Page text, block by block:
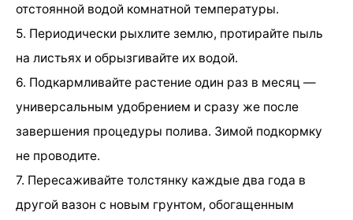
отстоянной водой комнатной температуры.
5. Периодически рыхлите землю, протирайте пыль
на листьях и обрызгивайте их водой.
6. Подкармливайте растение один раз в месяц —
универсальным удобрением и сразу же после
завершения процедуры полива. Зимой подкормку
не проводите.
7. Пересаживайте толстянку каждые два года в
другой вазон с новым грунтом, обогащенным